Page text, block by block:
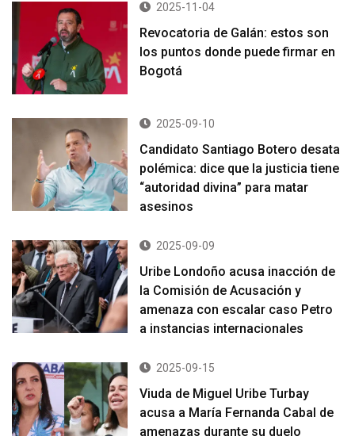
2025-11-04
Revocatoria de Galán: estos son
los puntos donde puede firmar en
Bogotá
2025-09-10
Candidato Santiago Botero desata
polémica: dice que la justicia tiene
“autoridad divina” para matar
asesinos
2025-09-09
Uribe Londoño acusa inacción de
la Comisión de Acusación y
amenaza con escalar caso Petro
a instancias internacionales
2025-09-15
Viuda de Miguel Uribe Turbay
acusa a María Fernanda Cabal de
amenazas durante su duelo